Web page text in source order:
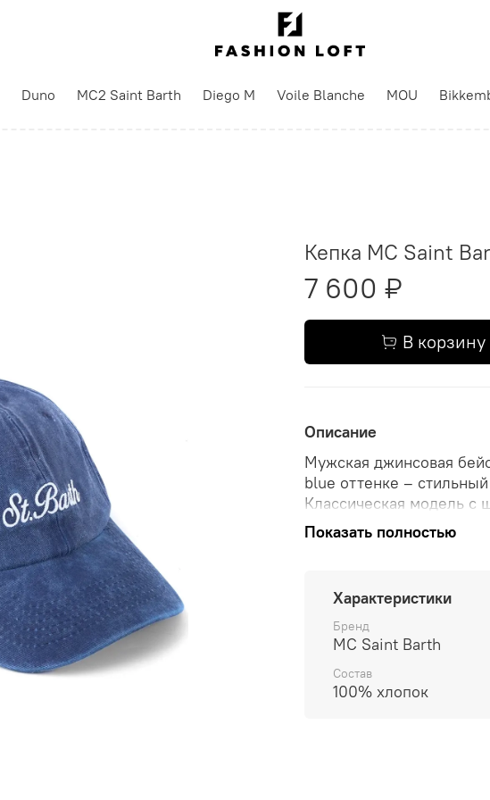
Duno MC2 Saint Barth Diego M Voile Blanche MOU
Кепка MC Saint
7 600 ₽
В корзину
Описание
Мужская джинсовая
blue оттенке –
Классическая модель с
денима средней
длительном ношении.
Бейсболка оснащена
металлическими
хлопка создает
эту модель идеальным
Показать полностью
Характеристики
Бренд
MC Saint Barth
Состав
100% хлопок